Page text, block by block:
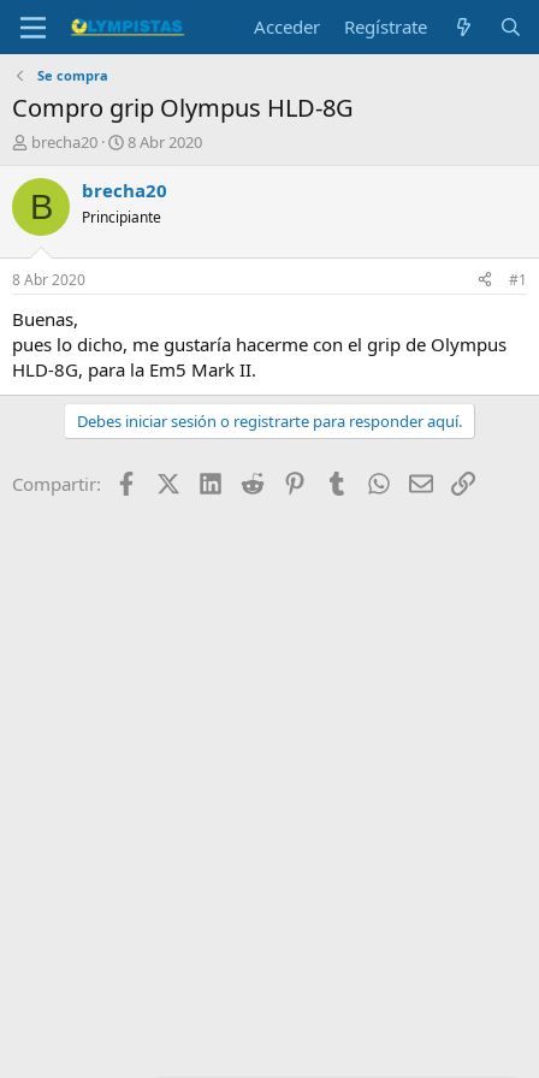
Acceder Regístrate
Se compra
Compro grip Olympus HLD-8G
I
i
c
a
d
o
r
e
l
t
brecha20
F
c
h
a
i
o
8 Abr 2020
B brecha20
Principiante
8 Abr 2020 #1
Buenas,
pues lo dicho, me gustaría hacerme con el grip de Olympus
HLD-8G, para la Em5 Mark II.
Debes iniciar sesión o registrarte para responder aquí.
Compartir: FacebookX (Twitter)
LinkedIn
Reddit PinterestTumblr WhatsApp
EmailEnlace